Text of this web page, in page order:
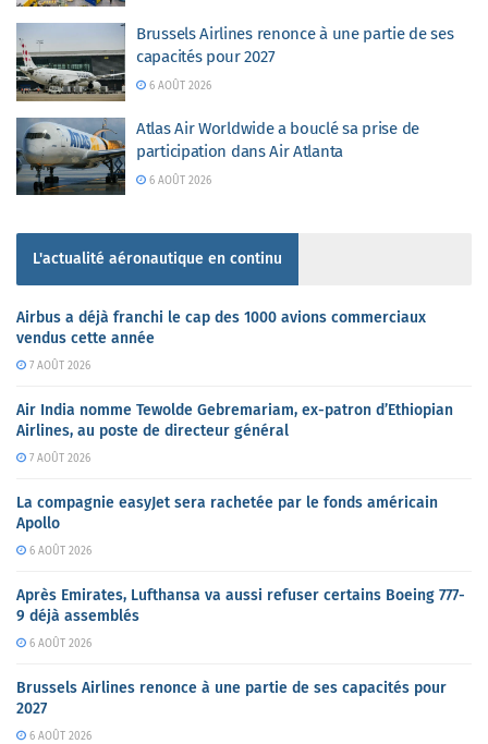
Brussels Airlines renonce à une partie de ses
capacités pour 2027
6 AOÛT 2026
Atlas Air Worldwide a bouclé sa prise de
participation dans Air Atlanta
6 AOÛT 2026
L'actualité aéronautique en continu
Airbus a déjà franchi le cap des 1000 avions commerciaux
vendus cette année
7 AOÛT 2026
Air India nomme Tewolde Gebremariam, ex-patron d’Ethiopian
Airlines, au poste de directeur général
7 AOÛT 2026
La compagnie easyJet sera rachetée par le fonds américain
Apollo
6 AOÛT 2026
Après Emirates, Lufthansa va aussi refuser certains Boeing 777-
9 déjà assemblés
6 AOÛT 2026
Brussels Airlines renonce à une partie de ses capacités pour
2027
6 AOÛT 2026